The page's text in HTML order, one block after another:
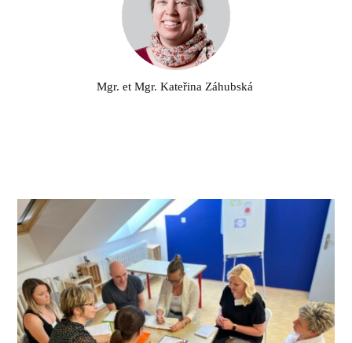
Mgr. et Mgr. Kateřina Záhubská